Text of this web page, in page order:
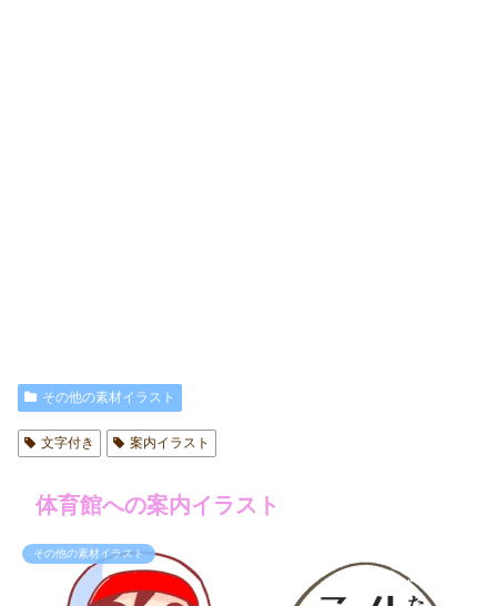
その他の素材イラスト
文字付き 案内イラスト
体育館への案内イラスト
その他の素材イラスト